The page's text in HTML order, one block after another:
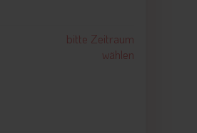
bitte Zeitraum
wählen